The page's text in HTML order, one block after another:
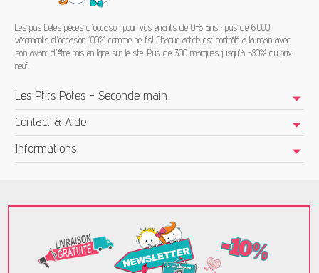
Les plus belles pièces d'occasion pour vos enfants de 0-6 ans : plus de 6.000
vêtements d'occasion 100% comme neufs! Chaque article est contrôlé à la main avec
soin avant d'être mis en ligne sur le site. Plus de 300 marques jusqu'à -80% du prix
neuf.
Les Ptits Potes - Seconde main
Contact & Aide
Informations